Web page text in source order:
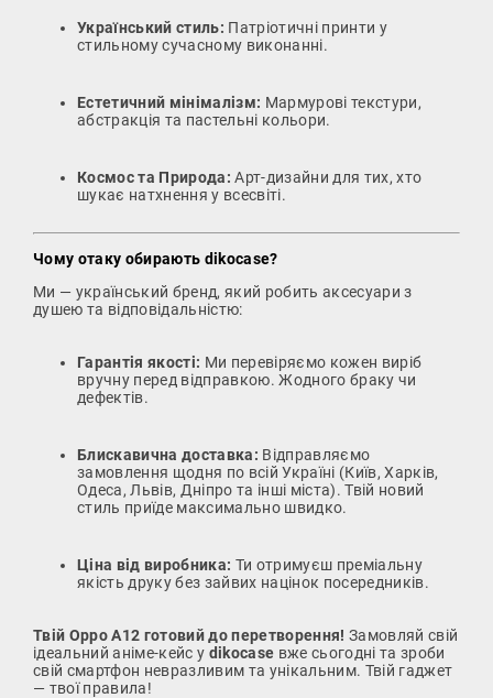
Український стиль: Патріотичні принти у
стильному сучасному виконанні.
Естетичний мінімалізм: Мармурові текстури,
абстракція та пастельні кольори.
Космос та Природа: Арт-дизайни для тих, хто
шукає натхнення у всесвіті.
Чому отаку обирають dikocase?
Ми — український бренд, який робить аксесуари з
душею та відповідальністю:
Гарантія якості: Ми перевіряємо кожен виріб
вручну перед відправкою. Жодного браку чи
дефектів.
Блискавична доставка: Відправляємо
замовлення щодня по всій Україні (Київ, Харків,
Одеса, Львів, Дніпро та інші міста). Твій новий
стиль приїде максимально швидко.
Ціна від виробника: Ти отримуєш преміальну
якість друку без зайвих націнок посередників.
Твій Oppo A12 готовий до перетворення! Замовляй свій
ідеальний аніме-кейс у dikocase вже сьогодні та зроби
свій смартфон невразливим та унікальним. Твій гаджет
— твої правила!